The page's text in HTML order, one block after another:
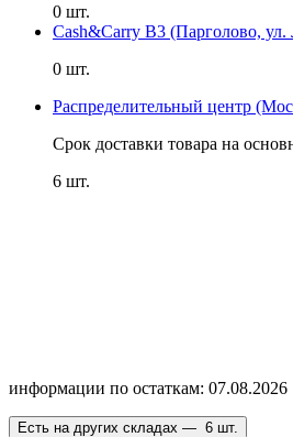
0 шт.
Cash&Carry B3 (Парголово,
0 шт.
Распределительный центр
Срок доставки товара на
6 шт.
информации по остаткам: 07.08.2026
Есть на других складах — 6 шт.